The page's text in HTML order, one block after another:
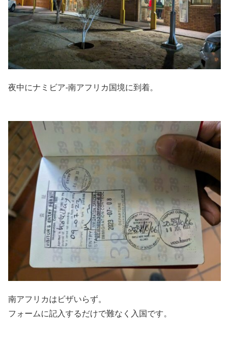
夜中にナミビア-南アフリカ国境に到着。
南アフリカはビザいらず。
フォームに記入するだけで難なく入国です。